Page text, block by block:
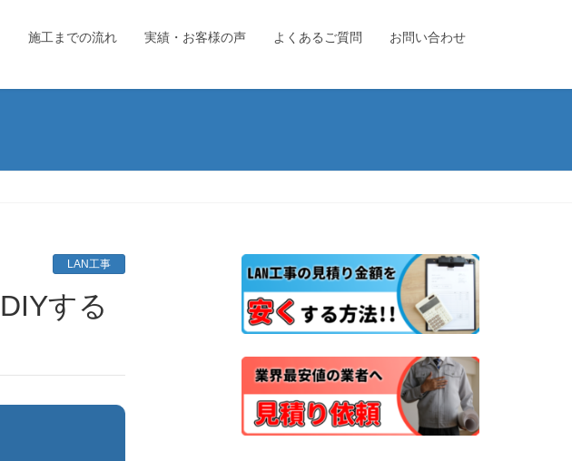
施工までの流れ 実績・お客様の声 よくあるご質問 お問い合わせ
LAN工事